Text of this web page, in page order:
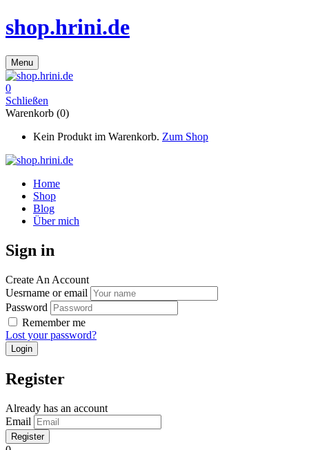
shop.hrini.de
Menu
0
Schließen
Warenkorb (0)
Kein Produkt im Warenkorb. Zum Shop
Home
Shop
Blog
Über mich
Sign in
Create An Account
Uesrname or email
Password
Remember me
Lost your password?
Register
Already has an account
Email